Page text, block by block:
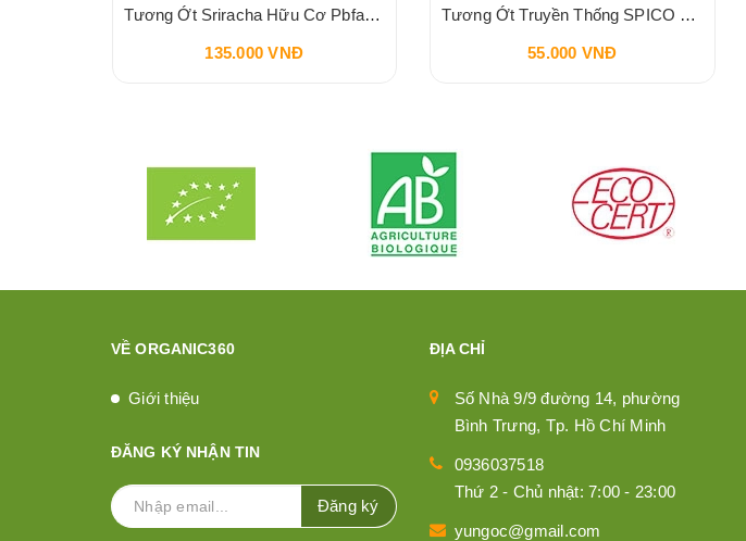
Tương Ớt Sriracha Hữu Cơ Pbfarm 230g
135.000 VNĐ
Tương Ớt Truyền Thống SPICO Sriracha Chilli Sauce 240g
55.000 VNĐ
VỀ ORGANIC360
Giới thiệu
ĐĂNG KÝ NHẬN TIN
Đăng ký
ĐỊA CHỈ
Số Nhà 9/9 đường 14, phường
Bình Trưng, Tp. Hồ Chí Minh
0936037518
Thứ 2 - Chủ nhật: 7:00 - 23:00
yungoc@gmail.com